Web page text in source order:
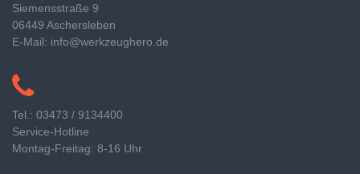
Siemensstraße 9
06449 Aschersleben
E-Mail: info@werkzeughero.de
Tel.: 03473 / 9134400
Service-Hotline
Montag-Freitag: 8-16 Uhr